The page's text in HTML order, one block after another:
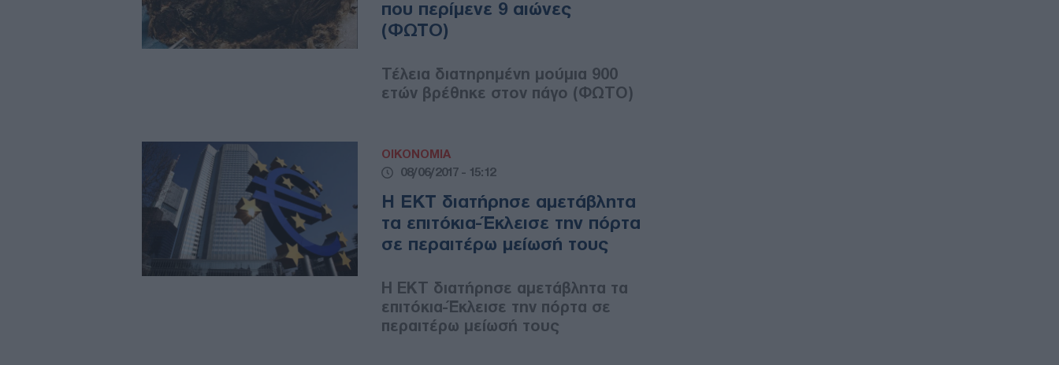
που περίμενε 9 αιώνες
(ΦΩΤΟ)
Τέλεια διατηρημένη μούμια 900
ετών βρέθηκε στον πάγο (ΦΩΤΟ)
ΟΙΚΟΝΟΜΙΑ
08/06/2017 - 15:12
Η ΕΚΤ διατήρησε αμετάβλητα
τα επιτόκια-Έκλεισε την πόρτα
σε περαιτέρω μείωσή τους
Η ΕΚΤ διατήρησε αμετάβλητα τα
επιτόκια-Έκλεισε την πόρτα σε
περαιτέρω μείωσή τους